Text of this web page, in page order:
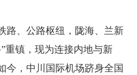
路、公路枢纽，陇海、兰新
重镇，现为连接内地与新
今， 中川国际机场跻身全国